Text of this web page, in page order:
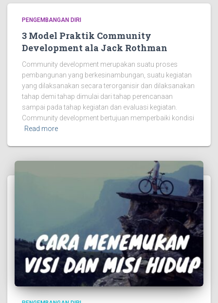
PENGEMBANGAN DIRI
3 Model Praktik Community
Development ala Jack Rothman
Community development merupakan suatu proses
pembangunan yang berkesinambungan, suatu kegiatan
yang dilaksanakan secara terorganisir dan dilaksanakan
tahap demi tahap dimulai dari tahap perencanaan
sampai pada tahap kegiatan dan evaluasi kegiatan.
Community development bertujuan memperbaiki kondisi
Read more